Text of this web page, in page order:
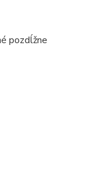
pozdĺžne